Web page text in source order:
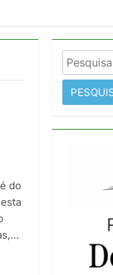
investimentos e
do
por: